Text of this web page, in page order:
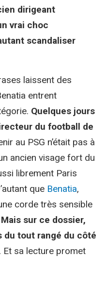
dirigeant
vrai choc
scandaliser
laissent des
entrent
Quelques jours
du football de
au PSG n’était pas à
ancien visage fort du
librement Paris
que Benatia,
corde très sensible
Mais sur ce dossier,
du tout rangé du côté
Et sa lecture promet